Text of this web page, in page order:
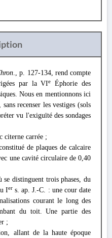
., p. 127-134, rend compte
par la VIe
Éphorie des
Nous en mentionnons ici
recenser les vestiges (sols
vu l'exiguïté des sondages
citerne carrée ;
de plaques de calcaire
une cavité circulaire de 0,40
distinguent trois phases, du
Iers. ap. J.-C. : une cour date
courant le long des
du toit. Une partie des
;
allant de la haute époque